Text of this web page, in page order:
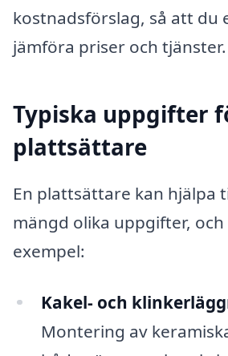
kostnadsförslag, så att du
jämföra priser och tjänster.
Typiska uppgifter
plattsättare
En plattsättare kan hjälpa
mängd olika uppgifter,
exempel:
Kakel- och
Montering av